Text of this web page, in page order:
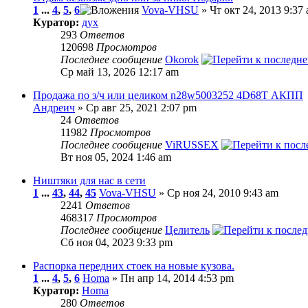
1 ... 4, 5, 6 Vova-VHSU » Чт окт 24, 2013 9:37
Куратор: дух
293 Ответов
120698 Просмотров
Последнее сообщение Okorok
Ср май 13, 2026 12:17 am
Продажа по з/ч или целиком n28w5003252 4D68T АКПП
Андреич » Ср авг 25, 2021 2:07 pm
24 Ответов
11982 Просмотров
Последнее сообщение ViRUSSEX
Вт ноя 05, 2024 1:46 am
Ништяки для нас в сети
1 ... 43, 44, 45 Vova-VHSU » Ср ноя 24, 2010 9:43 am
2241 Ответов
468317 Просмотров
Последнее сообщение Целитель
Сб ноя 04, 2023 9:33 pm
Распорка передних стоек на новые кузова.
1 ... 4, 5, 6 Homa » Пн апр 14, 2014 4:53 pm
Куратор: Homa
280 Ответов